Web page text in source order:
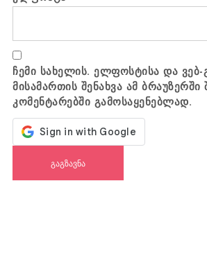
ჩემი სახელის. ელფოსტისა და ვებ-
მისამართის შენახვა ამ ბრაუზერში
კომენტარებში გამოსაყენებლად.